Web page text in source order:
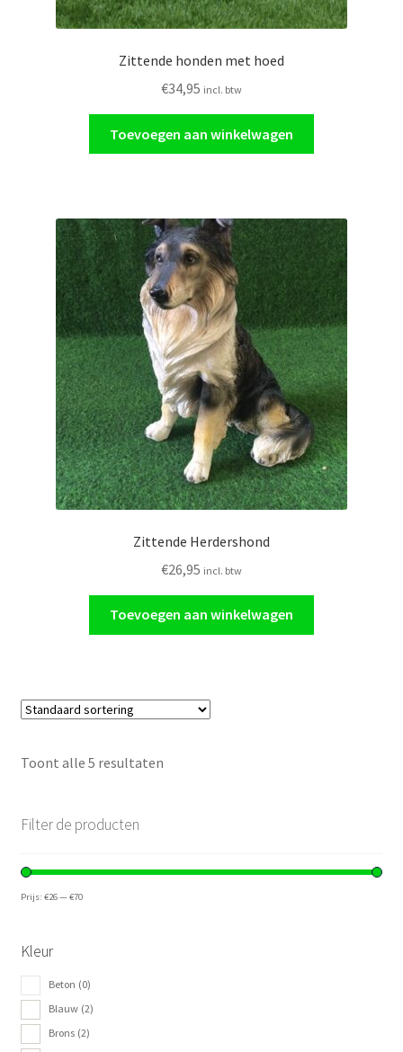
Zittende honden met hoed
€34,95 incl. btw
Toevoegen aan winkelwagen
Zittende Herdershond
€26,95 incl. btw
Toevoegen aan winkelwagen
Toont alle 5 resultaten
Filter de producten
Prijs: €26— €70
Kleur
Beton (0)
Blauw (2)
Brons (2)